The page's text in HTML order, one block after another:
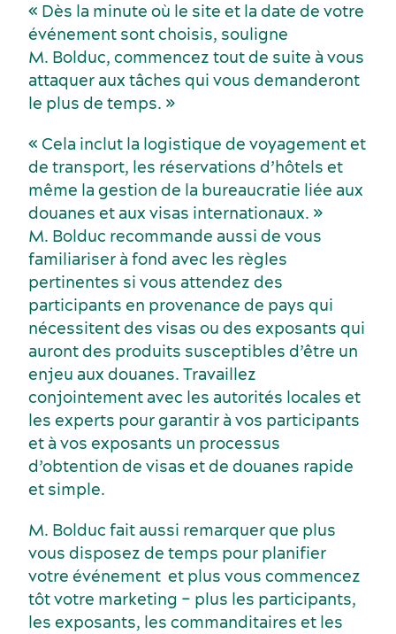
« Dès la minute où le site et la date de votre
événement sont choisis, souligne
M. Bolduc, commencez tout de suite à vous
attaquer aux tâches qui vous demanderont
le plus de temps. »
« Cela inclut la logistique de voyagement et
de transport, les réservations d’hôtels et
même la gestion de la bureaucratie liée aux
douanes et aux visas internationaux. »
M. Bolduc recommande aussi de vous
familiariser à fond avec les règles
pertinentes si vous attendez des
participants en provenance de pays qui
nécessitent des visas ou des exposants qui
auront des produits susceptibles d’être un
enjeu aux douanes. Travaillez
conjointement avec les autorités locales et
les experts pour garantir à vos participants
et à vos exposants un processus
d’obtention de visas et de douanes rapide
et simple.
M. Bolduc fait aussi remarquer que plus
vous disposez de temps pour planifier
votre événement ­ et plus vous commencez
tôt votre marketing – plus les participants,
les exposants, les commanditaires et les